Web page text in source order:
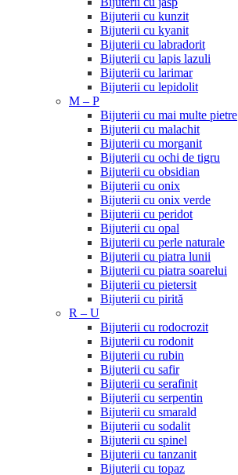
Bijuterii cu kunzit
Bijuterii cu kyanit
Bijuterii cu labradorit
Bijuterii cu lapis lazuli
Bijuterii cu larimar
Bijuterii cu lepidolit
M – P
Bijuterii cu mai multe pietre
Bijuterii cu malachit
Bijuterii cu morganit
Bijuterii cu ochi de tigru
Bijuterii cu obsidian
Bijuterii cu onix
Bijuterii cu onix verde
Bijuterii cu peridot
Bijuterii cu opal
Bijuterii cu perle naturale
Bijuterii cu piatra lunii
Bijuterii cu piatra soarelui
Bijuterii cu pietersit
Bijuterii cu pirită
R – U
Bijuterii cu rodocrozit
Bijuterii cu rodonit
Bijuterii cu rubin
Bijuterii cu safir
Bijuterii cu serafinit
Bijuterii cu serpentin
Bijuterii cu smarald
Bijuterii cu sodalit
Bijuterii cu spinel
Bijuterii cu tanzanit
Bijuterii cu topaz